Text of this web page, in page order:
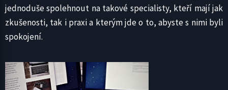
jednoduše spolehnout na takové specialisty, kteří mají jak
zkušenosti, tak i praxi a kterým jde o to, abyste s nimi byli
spokojení.